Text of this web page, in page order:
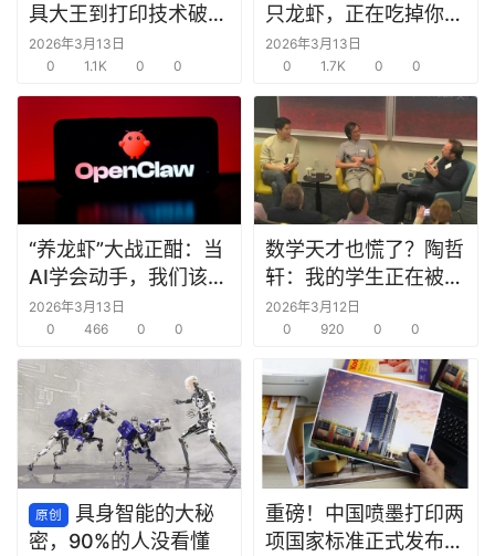
具大王到打印技术破局
者，中国智造如何打破
外资垄断？
2026年3月13日
0
1.1K 0 0
只龙虾，正在吃掉你的
脑子
2026年3月13日
0
1.7K 0 0
“养龙虾”大战正酣：当
AI学会动手，我们该欢
呼还是警惕？
2026年3月13日
0
466 0 0
数学天才也慌了？陶哲
轩：我的学生正在被
AI“毁掉”
2026年3月12日
0
920 0 0
原创
具身智能的大秘
密，90%的人没看懂
重磅！中国喷墨打印两
项国家标准正式发布，